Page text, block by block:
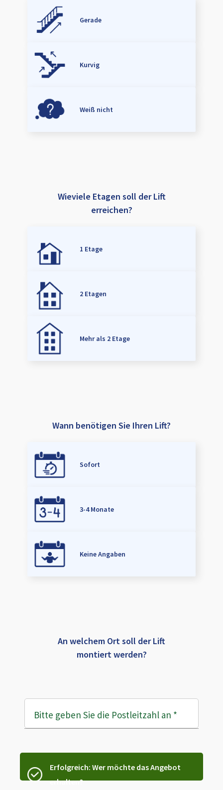
Gerade
Kurvig
Weiß nicht
Wieviele Etagen soll der Lift
erreichen?
1 Etage
2 Etagen
Mehr als 2 Etage
Wann benötigen Sie Ihren Lift?
Sofort
3-4 Monate
Keine Angaben
An welchem Ort soll der Lift
montiert werden?
Bitte geben Sie die Postleitzahl an *
Erfolgreich: Wer möchte das Angebot
erhalten?